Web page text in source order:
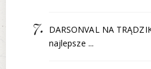
DARSONVAL NA
najlepsze ...